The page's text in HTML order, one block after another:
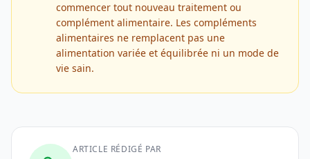
commencer tout nouveau traitement ou
complément alimentaire. Les compléments
alimentaires ne remplacent pas une
alimentation variée et équilibrée ni un mode de
vie sain.
ARTICLE RÉDIGÉ PAR